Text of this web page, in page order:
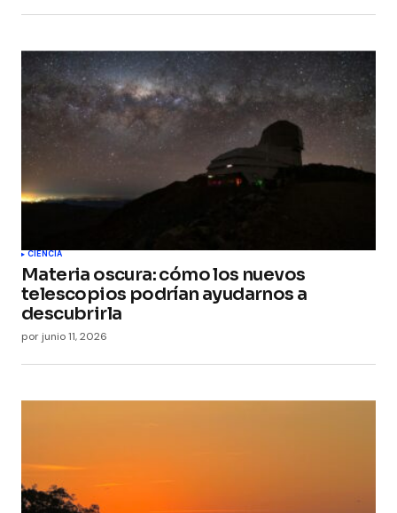
CIENCIA
Materia oscura: cómo los nuevos
telescopios podrían ayudarnos a
descubrirla
por junio 11, 2026